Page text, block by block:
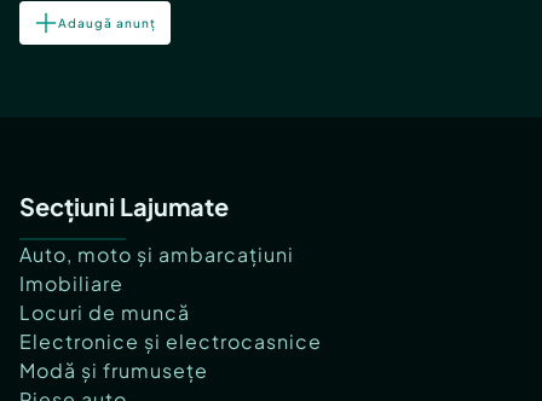
Adaugă anunț
Secțiuni Lajumate
Auto, moto și ambarcațiuni
Imobiliare
Locuri de muncă
Electronice și electrocasnice
Modă și frumusețe